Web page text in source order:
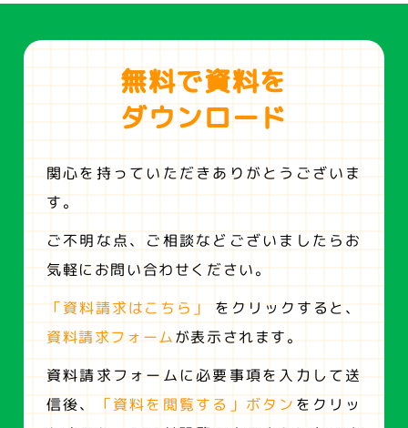
無料で資料を
ダウンロード
関心を持っていただきありがとうございま
す。
ご不明な点、ご相談などございましたらお
気軽にお問い合わせください。
「資料請求はこちら」
をクリックすると、
資料請求フォームが表示されます。
資料請求フォームに必要事項を入力して送
信後、
「資料を閲覧する」ボタン をクリッ